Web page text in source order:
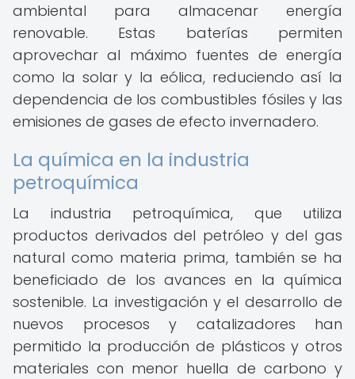
ambiental para almacenar energía
renovable. Estas baterías permiten
aprovechar al máximo fuentes de energía
como la solar y la eólica, reduciendo así la
dependencia de los combustibles fósiles y las
emisiones de gases de efecto invernadero.
La química en la industria
petroquímica
La industria petroquímica, que utiliza
productos derivados del petróleo y del gas
natural como materia prima, también se ha
beneficiado de los avances en la química
sostenible. La investigación y el desarrollo de
nuevos procesos y catalizadores han
permitido la producción de plásticos y otros
materiales con menor huella de carbono y